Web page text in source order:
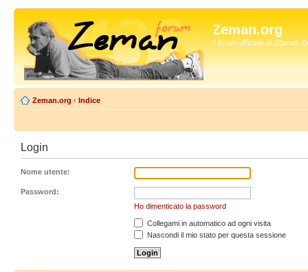
Zeman.org
Il forum ufficiale di Zdenek
Zeman.org ‹ Indice
Login
Nome utente:
Password:
Ho dimenticato la password
Collegami in automatico ad ogni visita
Nascondi il mio stato per questa sessione